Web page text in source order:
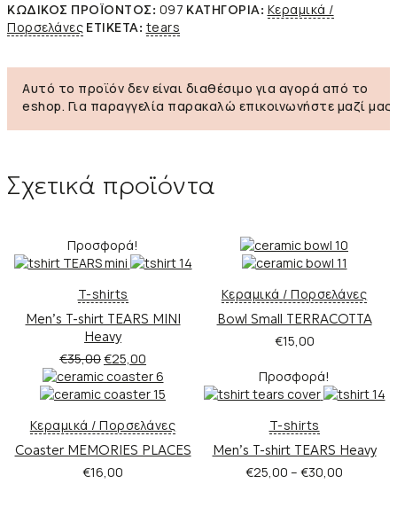
ΚΩΔΙΚΌΣ ΠΡΟΪΌΝΤΟΣ: 097 ΚΑΤΗΓΟΡΊΑ: Κεραμικά /
Πορσελάνες ΕΤΙΚΈΤΑ: tears
Αυτό το προϊόν δεν είναι διαθέσιμο για αγορά από το
eshop. Για παραγγελία παρακαλώ επικοινωνήστε μαζί μας!
Σχετικά προϊόντα
Προσφορά!
T-shirts
Men’s T-shirt TEARS MINI
Heavy
€35,00Original
price
was:
€25,00
τρέχουσα
τιμή
€25,00.
Κεραμικά / Πορσελάνες
Bowl Small TERRACOTTA
€15,00
Κεραμικά / Πορσελάνες
Coaster MEMORIES PLACES
€16,00
Προσφορά!
T-shirts
Men’s T-shirt TEARS Heavy
€25,00 – €30,00